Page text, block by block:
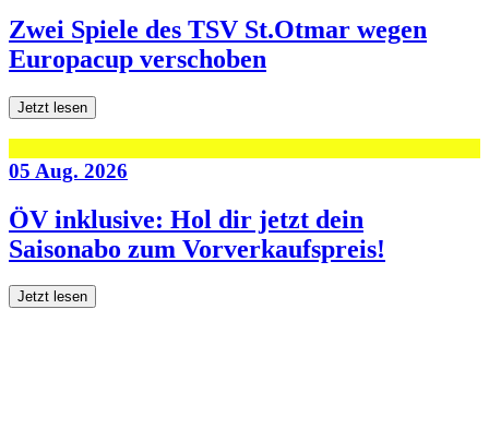
Zwei Spiele des TSV St.Otmar wegen
Europacup verschoben
Jetzt lesen
05 Aug. 2026
ÖV inklusive: Hol dir jetzt dein
Saisonabo zum Vorverkaufspreis!
Jetzt lesen